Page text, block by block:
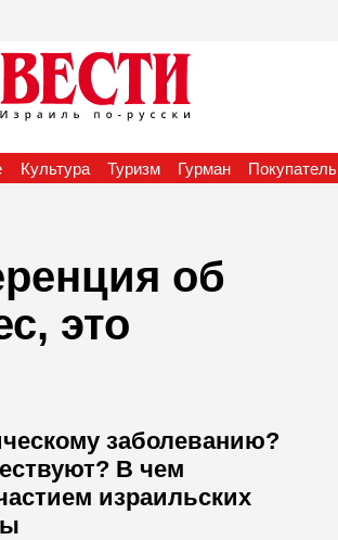
Культура Туризм Гурман Покупатель
об
это
заболеванию?
В чем
израильских